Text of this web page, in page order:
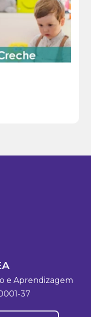
e Aprendizagem
37